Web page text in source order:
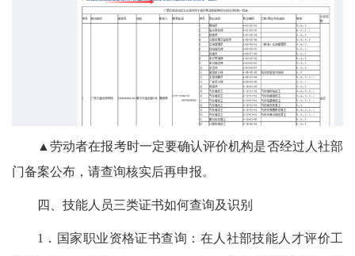
▲劳动者在报考时一定要确认评价机构是否经过人社部
门备案公布，请查询核实后再申报。
四、技能人员三类证书如何查询及识别
1．国家职业资格证书查询：在人社部技能人才评价工